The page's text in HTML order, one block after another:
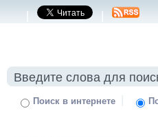
| |
Поиск в интернете |